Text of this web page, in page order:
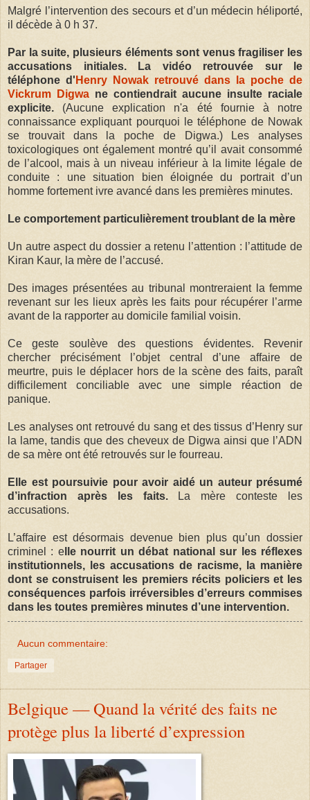
Malgré l’intervention des secours et d’un médecin héliporté,
il décède à 0 h 37.
Par la suite, plusieurs éléments sont venus fragiliser les
accusations initiales. La vidéo retrouvée sur le
téléphone d' Henry Nowak retrouvé dans la poche de
Vickrum Digwa ne contiendrait aucune insulte raciale
explicite. (Aucune explication n'a été fournie à notre
connaissance expliquant pourquoi le téléphone de Nowak
se trouvait dans la poche de Digwa.) Les analyses
toxicologiques ont également montré qu’il avait consommé
de l’alcool, mais à un niveau inférieur à la limite légale de
conduite : une situation bien éloignée du portrait d’un
homme fortement ivre avancé dans les premières minutes.
Le comportement particulièrement troublant de la mère
Un autre aspect du dossier a retenu l’attention : l’attitude de
Kiran Kaur, la mère de l’accusé.
Des images présentées au tribunal montreraient la femme
revenant sur les lieux après les faits pour récupérer l’arme
avant de la rapporter au domicile familial voisin.
Ce geste soulève des questions évidentes. Revenir
chercher précisément l’objet central d’une affaire de
meurtre, puis le déplacer hors de la scène des faits, paraît
difficilement conciliable avec une simple réaction de
panique.
Les analyses ont retrouvé du sang et des tissus d’Henry sur
la lame, tandis que des cheveux de Digwa ainsi que l’ADN
de sa mère ont été retrouvés sur le fourreau.
Elle est poursuivie pour avoir aidé un auteur présumé
d’infraction après les faits.La mère conteste les
accusations.
L’affaire est désormais devenue bien plus qu’un dossier
criminel : elle nourrit un débat national sur les réflexes
institutionnels, les accusations de racisme, la manière
dont se construisent les premiers récits policiers et les
conséquences parfois irréversibles d’erreurs commises
dans les toutes premières minutes d’une intervention.
Aucun commentaire:
Partager
Belgique — Quand la vérité des faits ne
protège plus la liberté d’expression